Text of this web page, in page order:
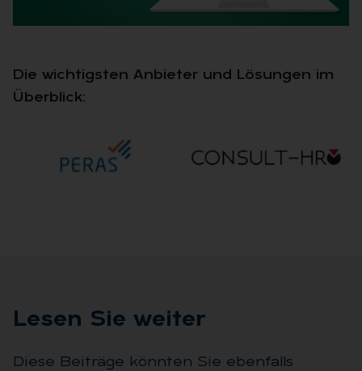
Die wichtigsten Anbieter und Lösungen im
Überblick:
Le­sen Sie wei­ter
Diese Beiträge könnten Sie ebenfalls